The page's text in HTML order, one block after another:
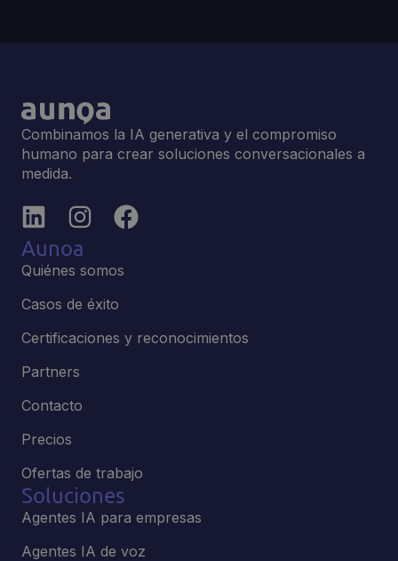
Combinamos la IA generativa y el compromiso
humano para crear soluciones conversacionales a
medida.
Aunoa
Quiénes somos
Casos de éxito
Certificaciones y reconocimientos
Partners
Contacto
Precios
Ofertas de trabajo
Soluciones
Agentes IA para empresas
Agentes IA de voz